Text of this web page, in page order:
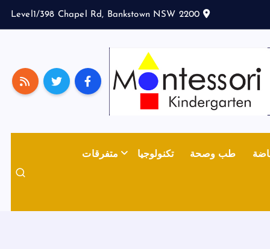
Level1/398 Chapel Rd, Bankstown NSW 2200
طب وصحة تكنولوجيا متفرقات